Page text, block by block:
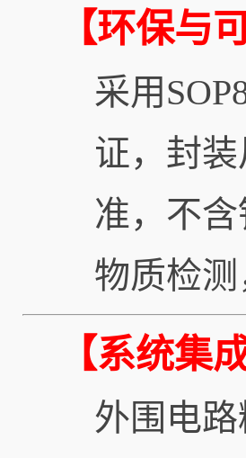
【环保与
采用
证，封
准，不
物质检
【系统集
外围电